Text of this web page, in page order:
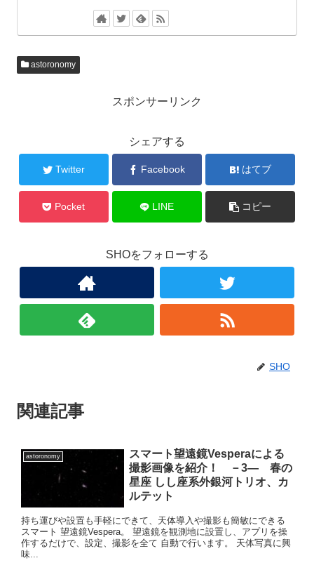
astoronomy
スポンサーリンク
シェアする
Twitter Facebook はてブ
Pocket LINE コピー
SHOをフォローする
SHO
関連記事
astoronomy
スマート望遠鏡Vesperaによる
撮影画像を紹介！ －3― 春の
星座 しし座系外銀河トリオ、カ
ルテット
持ち運びや設置も手軽にできて、天体導入や撮影も簡敏にできる
スマート 望遠鏡Vespera。 望遠鏡を観測地に設置し、アプリを操
作するだけで、設定、撮影を全て 自動で行います。 天体写真に興
味...